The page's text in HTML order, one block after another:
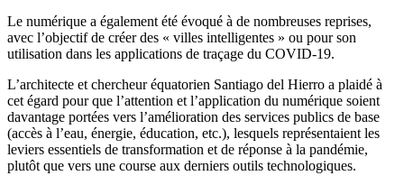
Le numérique a également été évoqué à de nombreuses reprises,
avec l’objectif de créer des « villes intelligentes » ou pour son
utilisation dans les applications de traçage du COVID-19.
L’architecte et chercheur équatorien Santiago del Hierro a plaidé à
cet égard pour que l’attention et l’application du numérique soient
davantage portées vers l’amélioration des services publics de base
(accès à l’eau, énergie, éducation, etc.), lesquels représentaient les
leviers essentiels de transformation et de réponse à la pandémie,
plutôt que vers une course aux derniers outils technologiques.